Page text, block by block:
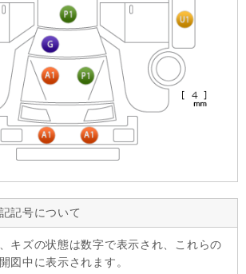
記号について
キズの状態は数字で表示され、これらの
図中に表示されます。